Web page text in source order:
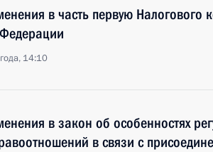
в часть первую Налогового
14:10
в закон об особенностях
в связи с